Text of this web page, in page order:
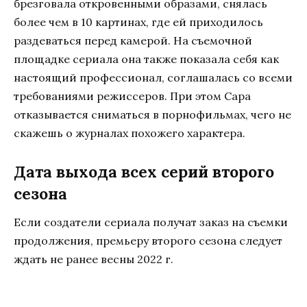
брезговала откровенными образами, снялась
более чем в 10 картинах, где ей приходилось
раздеваться перед камерой. На съемочной
площадке сериала она также показала себя как
настоящий профессионал, соглашалась со всеми
требованиями режиссеров. При этом Сара
отказывается сниматься в порнофильмах, чего не
скажешь о журналах похожего характера.
Дата выхода всех серий второго
сезона
Если создатели сериала получат заказ на съемки
продолжения, премьеру второго сезона следует
ждать не ранее весны 2022 г.